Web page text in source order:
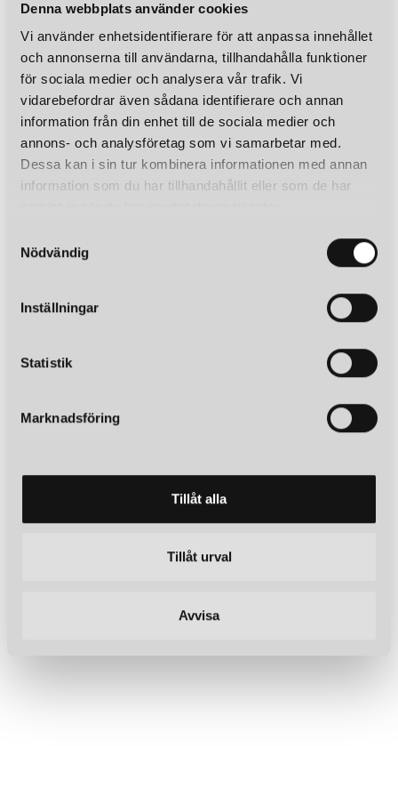
Denna webbplats använder cookies
Vi använder enhetsidentifierare för att anpassa innehållet
och annonserna till användarna, tillhandahålla funktioner
för sociala medier och analysera vår trafik. Vi
vidarebefordrar även sådana identifierare och annan
information från din enhet till de sociala medier och
annons- och analysföretag som vi samarbetar med.
Dessa kan i sin tur kombinera informationen med annan
information som du har tillhandahållit eller som de har
Nödvändig
Inställningar
Statistik
Marknadsföring
Tillåt alla
Tillåt urval
Avvisa